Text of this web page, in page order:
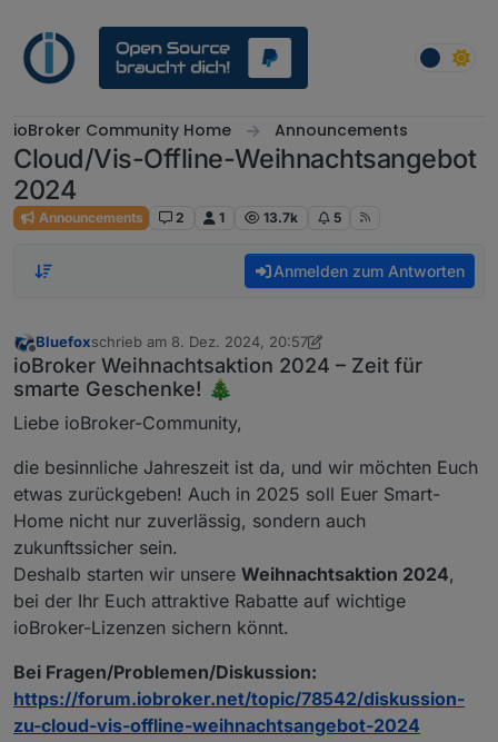
ioBroker Community Home Announcements
Cloud/Vis-Offline-Weihnachtsangebot
2024
Announcements 2 1 13.7k 5
Anmelden zum Antworten
Offline
Bluefoxschrieb am 8. Dez. 2024, 20:57
zuletzt editiert von Bluefox12. März 2025, 18:42
ioBroker Weihnachtsaktion 2024 – Zeit für
smarte Geschenke! 🎄
Liebe ioBroker-Community,
die besinnliche Jahreszeit ist da, und wir möchten Euch
etwas zurückgeben! Auch in 2025 soll Euer Smart-
Home nicht nur zuverlässig, sondern auch
zukunftssicher sein.
Deshalb starten wir unsere Weihnachtsaktion 2024,
bei der Ihr Euch attraktive Rabatte auf wichtige
ioBroker-Lizenzen sichern könnt.
Bei Fragen/Problemen/Diskussion:
https://forum.iobroker.net/topic/78542/diskussion-
zu-cloud-vis-offline-weihnachtsangebot-2024